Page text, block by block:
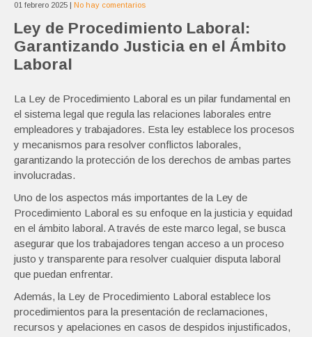
01 febrero 2025 | No hay comentarios
Ley de Procedimiento Laboral:
Garantizando Justicia en el Ámbito
Laboral
La Ley de Procedimiento Laboral es un pilar fundamental en
el sistema legal que regula las relaciones laborales entre
empleadores y trabajadores. Esta ley establece los procesos
y mecanismos para resolver conflictos laborales,
garantizando la protección de los derechos de ambas partes
involucradas.
Uno de los aspectos más importantes de la Ley de
Procedimiento Laboral es su enfoque en la justicia y equidad
en el ámbito laboral. A través de este marco legal, se busca
asegurar que los trabajadores tengan acceso a un proceso
justo y transparente para resolver cualquier disputa laboral
que puedan enfrentar.
Además, la Ley de Procedimiento Laboral establece los
procedimientos para la presentación de reclamaciones,
recursos y apelaciones en casos de despidos injustificados,